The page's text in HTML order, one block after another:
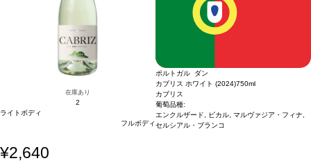
在庫あり
2
ライトボディ
フルボディ
ポルトガル ダン
カブリス ホワイト (2024)750ml
カブリス
葡萄品種:
エンクルザード, ビカル, マルヴァジア・フィナ,
セルシアル・ブランコ
¥2,640